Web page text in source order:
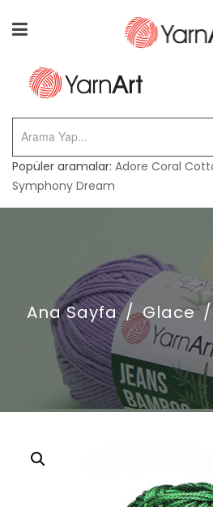
Popüler aramalar: Adore Coral
Symphony Dream
Ana Sayfa / Glace /